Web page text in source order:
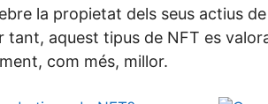
la propietat dels seus actius
tant, aquest tipus de NFT es
com més, millor.